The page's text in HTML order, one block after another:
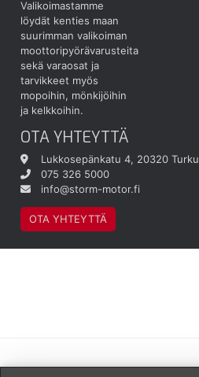
Valikoimastamme
löydät kenties maan
suurimman valikoiman
moottoripyörävarusteita
sekä varaosat ja
tarvikkeet myös
mopoihin, mönkijöihin
ja kelkkoihin.
OTA YHTEYTTÄ
Lukkosepänkatu 4, 20320 Turku
075 326 5000
info@storm-motor.fi
OTA YHTEYTTÄ